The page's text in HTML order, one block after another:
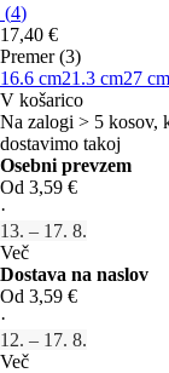
(4)
17,40 €
Premer (3)
16.6 cm21.3 cm27 cm
V košarico
Na zalogi > 5 kosov,
dostavimo takoj
Osebni prevzem
Od 3,59 €
·
13. – 17. 8.
Več
Dostava na naslov
Od 3,59 €
·
12. – 17. 8.
Več